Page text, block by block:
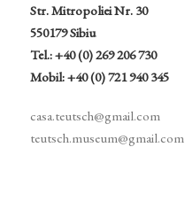
Str. Mitropoliei Nr. 30
550179 Sibiu
Tel.: +40 (0) 269 206 730
Mobil: +40 (0) 721 940 345
casa.teutsch@gmail.com
teutsch.museum@gmail.com